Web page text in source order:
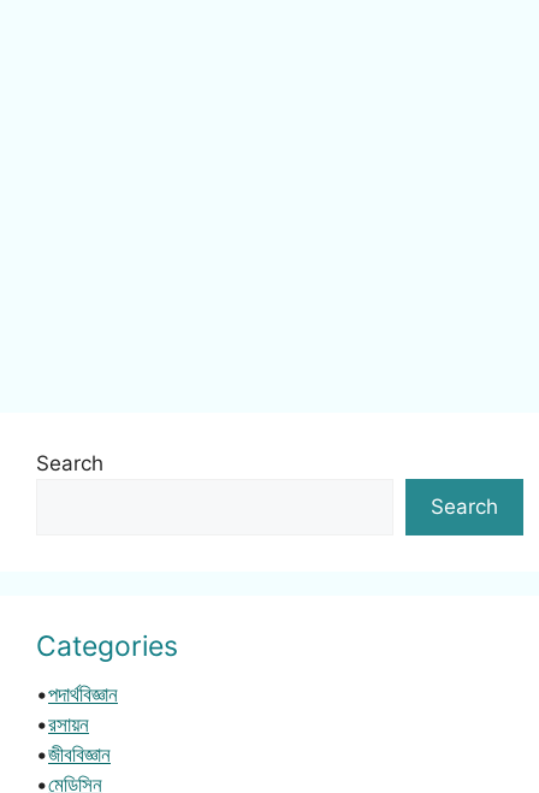
Search
Search
Categories
•পদার্থবিজ্ঞান
•রসায়ন
•জীববিজ্ঞান
•মেডিসিন